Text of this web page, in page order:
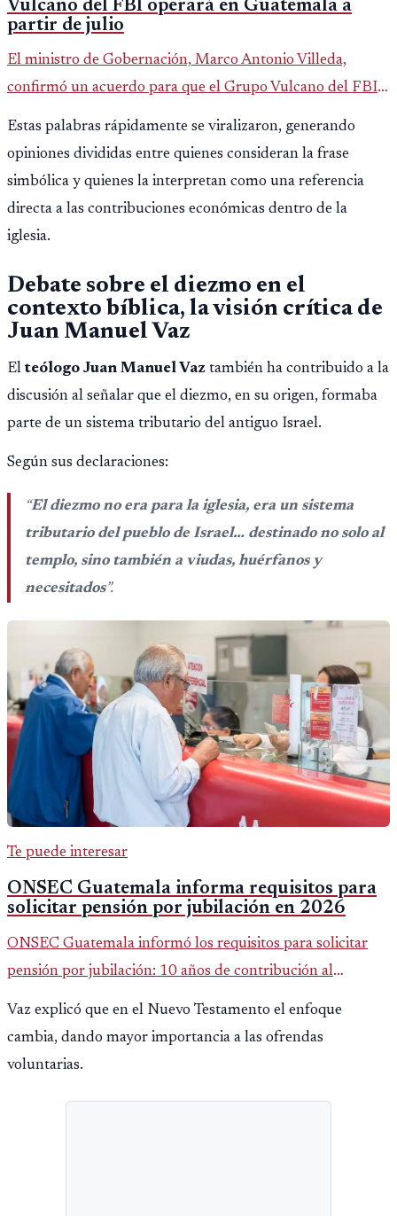
Vulcano del FBI operará en Guatemala a
partir de julio
El ministro de Gobernación, Marco Antonio Villeda,
confirmó un acuerdo para que el Grupo Vulcano del FBI
opere en Guatemala a partir de julio, tras un intento
fallido con la administración anterior del Ministerio
Público.
Estas palabras rápidamente se viralizaron, generando
opiniones divididas entre quienes consideran la frase
simbólica y quienes la interpretan como una referencia
directa a las contribuciones económicas dentro de la
iglesia.
Debate sobre el diezmo en el
contexto bíblica, la visión crítica de
Juan Manuel Vaz
Elteólogo Juan Manuel Vaz también ha contribuido a la
discusión al señalar que el diezmo, en su origen, formaba
parte de un sistema tributario del antiguo Israel.
Según sus declaraciones:
“El diezmo no era para la iglesia, era un sistema
tributario del pueblo de Israel… destinado no solo al
templo, sino también a viudas, huérfanos y
necesitados”.
Te puede interesar
ONSEC Guatemala informa requisitos para
solicitar pensión por jubilación en 2026
ONSEC Guatemala informó los requisitos para solicitar
pensión por jubilación: 10 años de contribución al
Vaz explicó que en el Nuevo Testamento el enfoque
cambia, dando mayor importancia a las ofrendas
voluntarias.